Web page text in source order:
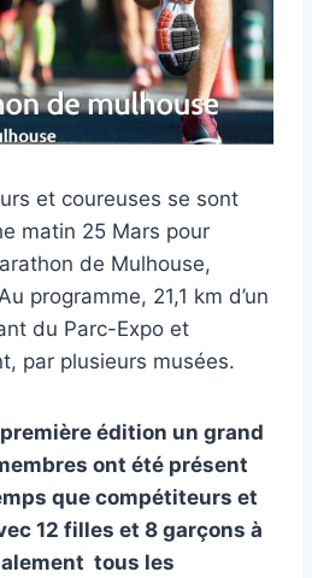
et coureuses se sont
matin 25 Mars pour
de Mulhouse,
programme, 21,1 km d’un
du Parc-Expo et
par plusieurs musées.
édition un grand
ont été présent
que compétiteurs et
12 filles et 8 garçons à
tous les